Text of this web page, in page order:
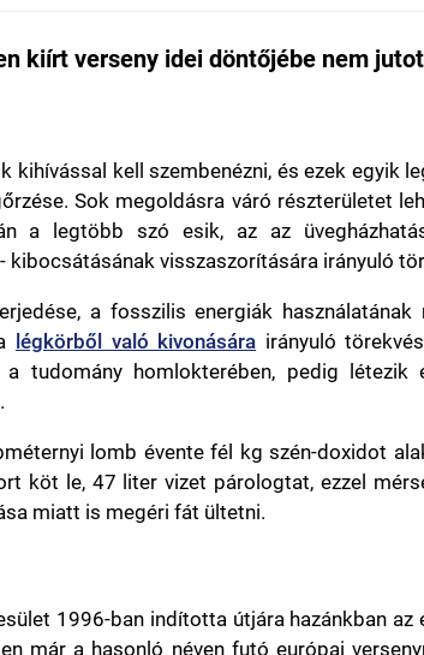
kiírt verseny idei döntőjébe nem
kihívással kell szembenézni, és ezek egyik
Sok megoldásra váró részterületet
a legtöbb szó esik, az az
kibocsátásának visszaszorítására irányuló
a fosszilis energiák használatának
légkörből való kivonására irányuló
tudomány homlokterében, pedig létezik
.
lomb évente fél kg szén-doxidot
köt le, 47 liter vizet párologtat, ezzel
miatt is megéri fát ültetni.
1996-ban indította útjára hazánkban az
már a hasonló néven futó európai